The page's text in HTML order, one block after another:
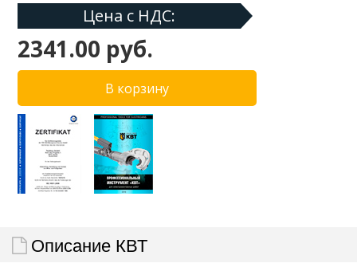
Цена с НДС:
2341.00 руб.
Описание КВТ